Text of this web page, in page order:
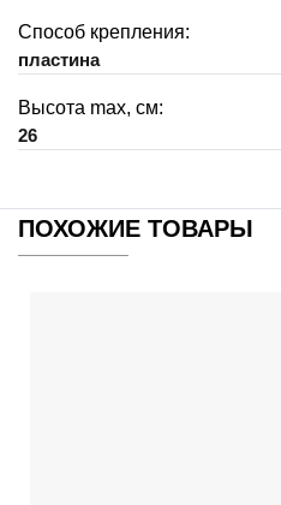
Способ крепления:
пластина
Высота max, см:
26
ПОХОЖИЕ ТОВАРЫ